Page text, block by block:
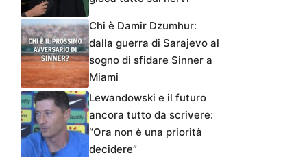
Chi è Damir Dzumhur:
dalla guerra di Sarajevo al
sogno di sfidare Sinner a
Miami
Lewandowski e il futuro
ancora tutto da scrivere:
“Ora non è una priorità
decidere”